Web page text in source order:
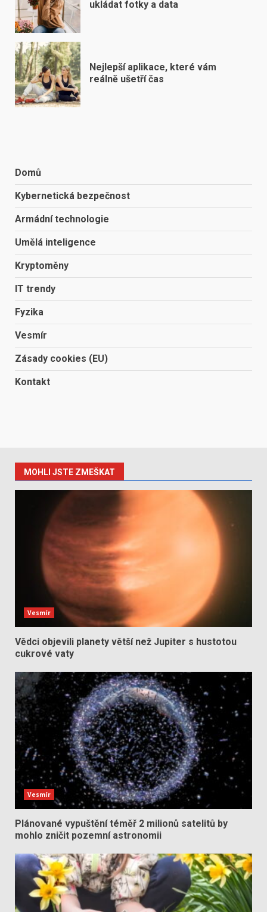
ukládat fotky a data
Nejlepší aplikace, které vám
reálně ušetří čas
Domů
Kybernetická bezpečnost
Armádní technologie
Umělá inteligence
Kryptoměny
IT trendy
Fyzika
Vesmír
Zásady cookies (EU)
Kontakt
MOHLI JSTE ZMEŠKAT
Vesmír
Vědci objevili planety větší než Jupiter s hustotou
cukrové vaty
Vesmír
Plánované vypuštění téměř 2 milionů satelitů by
mohlo zničit pozemní astronomii